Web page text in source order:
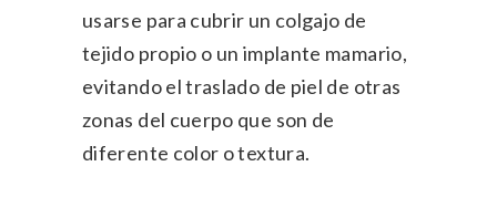
usarse para cubrir un colgajo de
tejido propio o un implante mamario,
evitando el traslado de piel de otras
zonas del cuerpo que son de
diferente color o textura.